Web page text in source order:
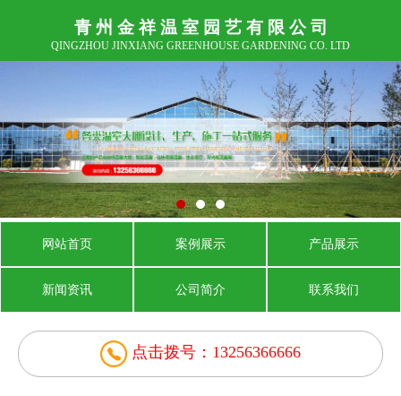
青 州 金 祥 温 室 园 艺 有 限 公 司
QINGZHOU JINXIANG GREENHOUSE GARDENING CO. LTD
网站首页 案例展示 产品展示
新闻资讯 公司简介 联系我们
点击拨号：13256366666